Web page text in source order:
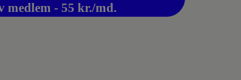
medlem - 55 kr./md.